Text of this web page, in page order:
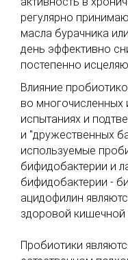
регулярно
масла бурачника
день эффективно
постепенно
Влияние
во многочисленных
испытаниях и
и "дружественных
используемые
бифидобактерии и
бифидобактерии -
ацидофилин
здоровой кишечной
Пробиотики